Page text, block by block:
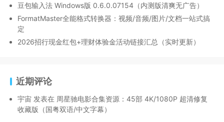
豆包输入法 Windows版 0.6.0.07154（内测版清爽无广告）
FormatMaster全能格式转换器：视频/音频/图片/文档一站式搞
定
2026招行现金红包+理财体验金活动链接汇总（实时更新）
近期评论
宇宙 发表在 周星驰电影合集资源：45部 4K/1080P 超清修复
收藏版（国粤双语/中文字幕）